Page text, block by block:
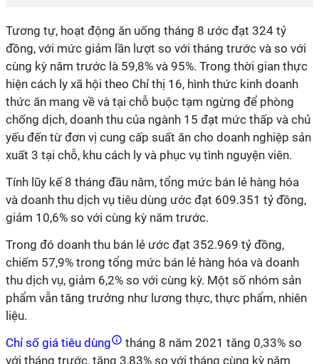
Tương tự, hoạt động ăn uống tháng 8 ước đạt 324 tỷ
đồng, với mức giảm lần lượt so với tháng trước và so với
cùng kỳ năm trước là 59,8% và 95%. Trong thời gian thực
hiện cách ly xã hội theo Chỉ thị 16, hình thức kinh doanh
thức ăn mang về và tại chỗ buộc tạm ngừng để phòng
chống dịch, doanh thu của ngành 15 đạt mức thấp và chủ
yếu đến từ đơn vị cung cấp suất ăn cho doanh nghiệp sản
xuất 3 tại chỗ, khu cách ly và phục vụ tình nguyện viên.
Tính lũy kế 8 tháng đầu năm, tổng mức bán lẻ hàng hóa
và doanh thu dịch vụ tiêu dùng ước đạt 609.351 tỷ đồng,
giảm 10,6% so với cùng kỳ năm trước.
Trong đó doanh thu bán lẻ ước đạt 352.969 tỷ đồng,
chiếm 57,9% trong tổng mức bán lẻ hàng hóa và doanh
thu dịch vụ, giảm 6,2% so với cùng kỳ. Một số nhóm sản
phẩm vẫn tăng trưởng như lương thực, thực phẩm, nhiên
liệu.
Chỉ số giá tiêu dùng
tháng 8 năm 2021 tăng 0,33% so
với tháng trước, tăng 3,83% so với tháng cùng kỳ năm